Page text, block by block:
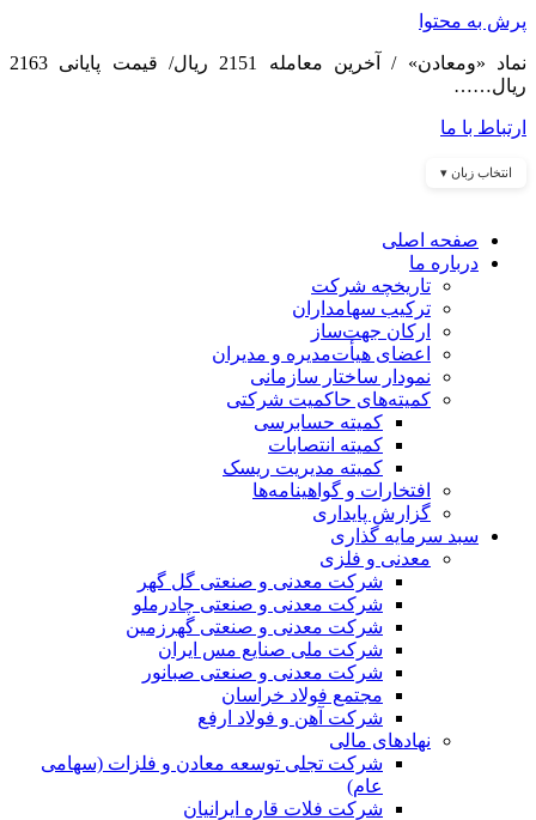
پرش به محتوا
نماد «ومعادن» / آخرین معامله 2151 ریال/ قیمت پایانی 2163
ریال……
ارتباط با ما
انتخاب زبان ▾
صفحه اصلی
درباره ما
تاریخچه شرکت
ترکیب سهامداران
ارکان جهت‌ساز
اعضای هیأت‌مدیره و مدیران
نمودار ساختار سازمانی
کمیته‌های حاکمیت شرکتی
کمیته حسابرسی
کمیته انتصابات
کمیته مدیریت ریسک
افتخارات و گواهینامه‌ها
گزارش پایداری
سبد سرمایه گذاری
معدنی و فلزی
شرکت معدنی و صنعتی گل گهر
شرکت معدنی و صنعتی چادرملو
شرکت معدنی و صنعتی گهرزمین
شرکت ملی صنایع مس ایران
شرکت معدنی و صنعتی صبانور
مجتمع فولاد خراسان
شرکت آهن و فولاد ارفع
نهادهای مالی
شرکت تجلی توسعه معادن و فلزات (سهامی
عام)
شرکت فلات قاره ایرانیان